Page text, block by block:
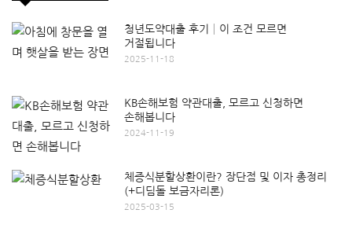
청년도약대출 후기│이 조건 모르면
거절됩니다
2025-11-18
KB손해보험 약관대출, 모르고 신청하면
손해봅니다
2024-11-19
체증식분할상환이란? 장단점 및 이자 총정리
(+디딤돌 보금자리론)
2025-03-15